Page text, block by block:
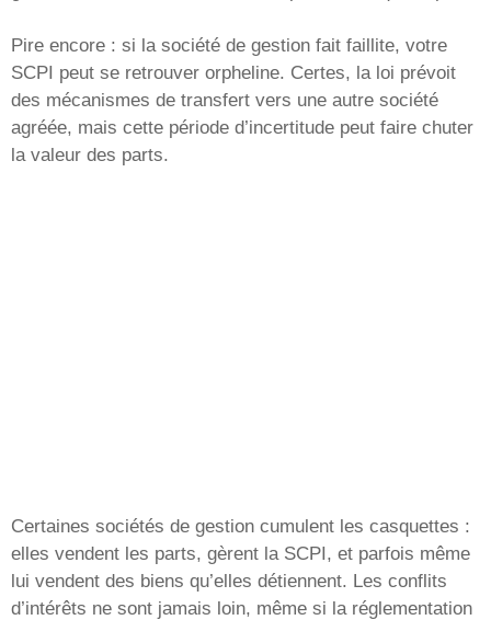
Pire encore : si la société de gestion fait faillite, votre
SCPI peut se retrouver orpheline. Certes, la loi prévoit
des mécanismes de transfert vers une autre société
agréée, mais cette période d’incertitude peut faire chuter
la valeur des parts.
Certaines sociétés de gestion cumulent les casquettes :
elles vendent les parts, gèrent la SCPI, et parfois même
lui vendent des biens qu’elles détiennent. Les conflits
d’intérêts ne sont jamais loin, même si la réglementation